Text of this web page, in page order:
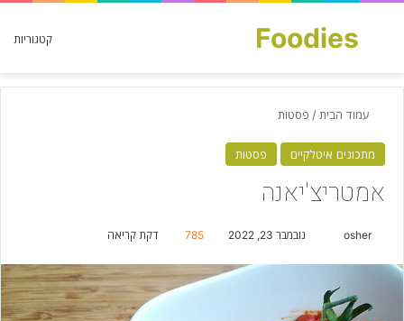
קטגוריות Foodies
חפש עבור
עמוד הבית / פסטות
מתכונים איטלקיים פסטות
אמטריצ'יאנה
osher
d
נובמבר 23, 2022 785 דקת קריאה